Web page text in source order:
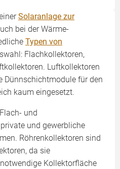
Solaranlage zur
bei der Wärme­
Typen von
Flachkollektoren,
Luftkollektoren
Dünnschichtmodule für den
kaum eingesetzt.
und
und gewerbliche
Röhrenkollektoren sind
da sie
Kollektorfläche